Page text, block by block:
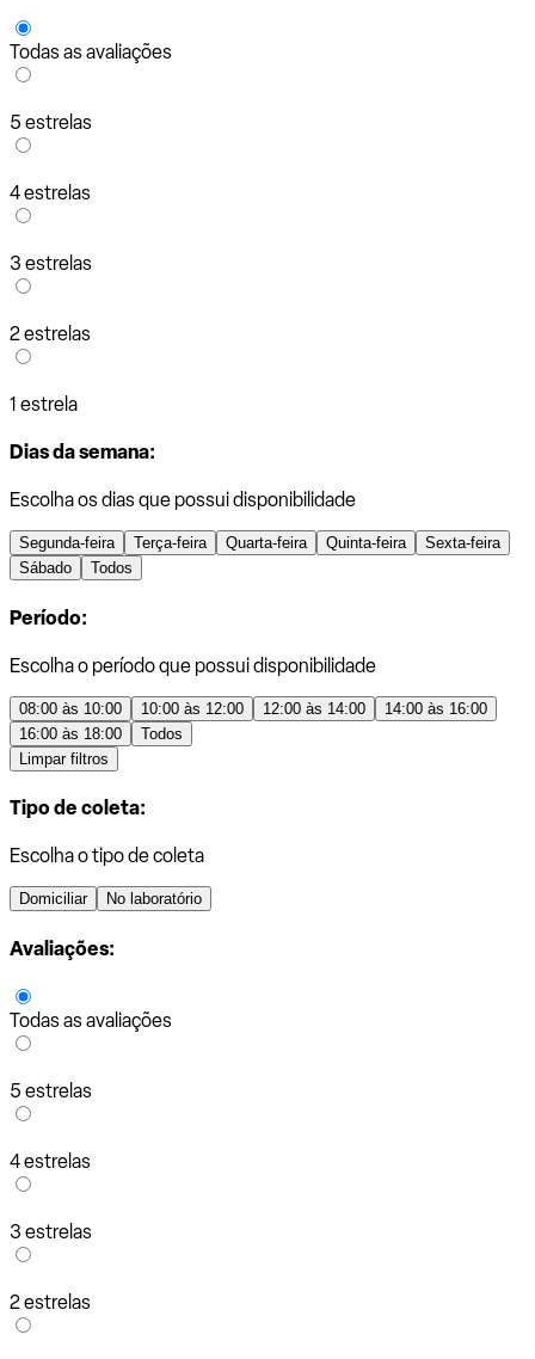
Todas as avaliações
5 estrelas
4 estrelas
3 estrelas
2 estrelas
1 estrela
Dias da semana:
Escolha os dias que possui disponibilidade
Segunda-feira Terça-feira Quarta-feira Quinta-feira
Sexta-feira
Sábado
Todos
Período:
Escolha o período que possui disponibilidade
08:00 às 10:00 10:00 às 12:00 12:00 às 14:00
14:00 às 16:00
16:00 às 18:00
Todos
Limpar filtros
Tipo de coleta:
Escolha o tipo de coleta
Domiciliar No laboratório
Avaliações:
Todas as avaliações
5 estrelas
4 estrelas
3 estrelas
2 estrelas